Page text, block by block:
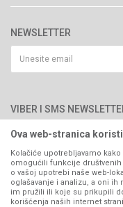
76300 Bijeljina
066/44-99-00
Brendovi
Katalozi
Saradnja
Kontakt
Politika privatnosti
Kako kupiti
Isporuka
Pravo na odustajanje
Reklamacije
Povraćaj sredstava
Zamjena artikala
Plaćanje karticama
NEWSLETTER
VIBER I SMS
PRATITE NAS
Ova web-stranica
Kolačiće upotrebljavamo
omogućili funkcije društvenih
o vašoj upotrebi naše web-
oglašavanje i analizu, a oni
im pružili ili koje su prikupili
korišćenja naših internet